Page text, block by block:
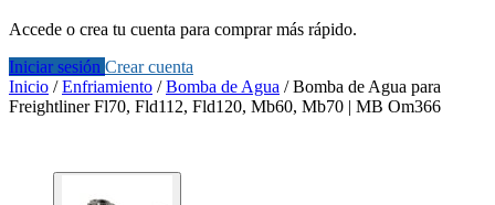
Accede o crea tu cuenta para comprar más rápido.
Iniciar sesión Crear cuenta
Inicio /Enfriamiento /Bomba de Agua /Bomba de Agua para
Freightliner Fl70, Fld112, Fld120, Mb60, Mb70 | MB Om366